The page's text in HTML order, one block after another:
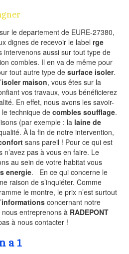
le departement de EURE-27380,
dignes de recevoir le label rge
intervenons aussi sur tout type de
combles. Il en va de même pour
tout autre type de surface isoler.
isoler maison, vous êtes sur la
vos travaux, vous bénéficierez
En effet, nous avons les savoir-
technique de combles soufflage.
(par exemple : la laine de
À la fin de notre intervention,
sans pareil ! Pour ce qui est
pas à vous en faire. Le
au sein de votre habitat vous
energie. En ce qui concerne le
raison de s’inquiéter. Comme
le montre, le prix n’est surtout
informations concernant notre
entreprenons à RADEPONT
à nous contacter !
a 1